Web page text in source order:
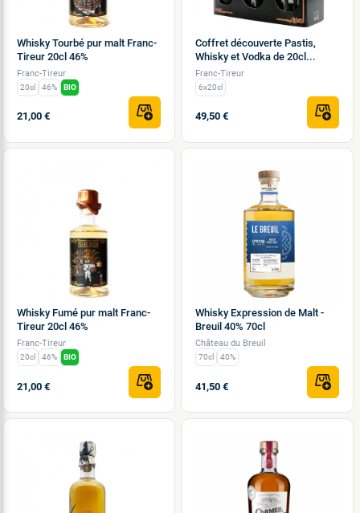
Whisky Tourbé pur malt Franc-
Tireur 20cl 46%
Franc-Tireur
20cl 46% BIO
21,00 €
Coffret découverte Pastis,
Whisky et Vodka de 20cl...
Franc-Tireur
6x20cl
49,50 €
Whisky Fumé pur malt Franc-
Tireur 20cl 46%
Franc-Tireur
20cl 46% BIO
21,00 €
Whisky Expression de Malt -
Breuil 40% 70cl
Château du Breuil
70cl 40%
41,50 €